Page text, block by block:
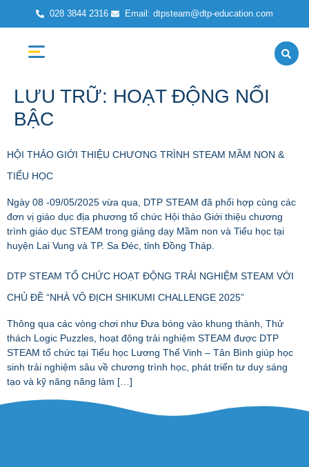
028 3844 2316 ​ Email: dtpsteam@dtp-education.com
LƯU TRỮ: HOẠT ĐỘNG NỔI
BẬC
HỘI THẢO GIỚI THIỆU CHƯƠNG TRÌNH STEAM MẦM NON &
TIỂU HỌC
Ngày 08 -09/05/2025 vừa qua, DTP STEAM đã phối hợp cùng các
đơn vị giáo dục địa phương tổ chức Hội thảo Giới thiệu chương
trình giáo dục STEAM trong giảng dạy Mầm non và Tiểu học tại
huyện Lai Vung và TP. Sa Đéc, tỉnh Đồng Tháp.
DTP STEAM TỔ CHỨC HOẠT ĐỘNG TRẢI NGHIỆM STEAM VỚI
CHỦ ĐỀ “NHÀ VÔ ĐỊCH SHIKUMI CHALLENGE 2025”
Thông qua các vòng chơi như Đưa bóng vào khung thành, Thử
thách Logic Puzzles, hoạt động trải nghiệm STEAM được DTP
STEAM tổ chức tại Tiểu học Lương Thế Vinh – Tân Bình giúp học
sinh trải nghiệm sâu về chương trình học, phát triển tư duy sáng
tạo và kỹ năng năng làm […]